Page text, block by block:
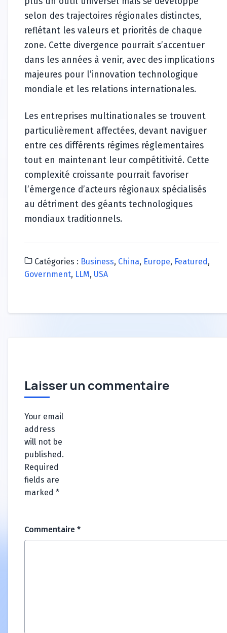
selon des trajectoires régionales distinctes,
reflétant les valeurs et priorités de chaque
zone. Cette divergence pourrait s’accentuer
dans les années à venir, avec des implications
majeures pour l’innovation technologique
mondiale et les relations internationales.
Les entreprises multinationales se trouvent
particulièrement affectées, devant naviguer
entre ces différents régimes réglementaires
tout en maintenant leur compétitivité. Cette
complexité croissante pourrait favoriser
l’émergence d’acteurs régionaux spécialisés
au détriment des géants technologiques
mondiaux traditionnels.
Catégories : Business, China, Europe, Featured,
Government, LLM, USA
Laisser un commentaire
Your email
address
will not be
published.
Required
fields are
marked *
Commentaire *